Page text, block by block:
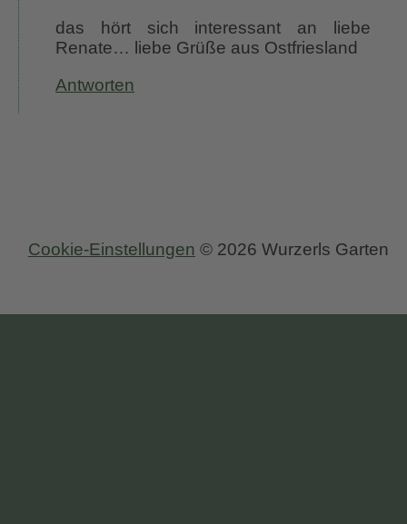
das hört sich interessant an liebe
Renate… liebe Grüße aus Ostfriesland
Antworten
Cookie-Einstellungen © 2026 Wurzerls Garten